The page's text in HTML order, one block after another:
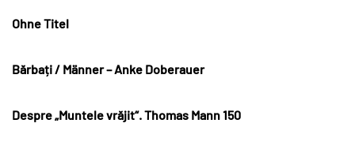
Ohne Titel
Bărbați / Männer – Anke Doberauer
Despre „Muntele vrăjit“. Thomas Mann 150